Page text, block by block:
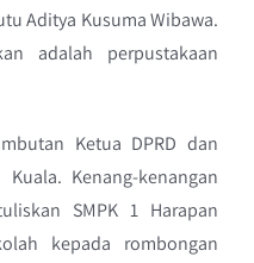
Aditya Kusuma Wibawa.
adalah perpustakaan
Ketua DPRD dan
Kuala. Kenang-kenangan
SMPK 1 Harapan
kepada rombongan